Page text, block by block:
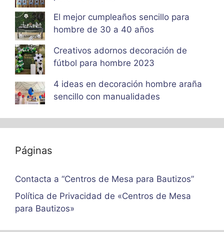
El mejor cumpleaños sencillo para
hombre de 30 a 40 años
Creativos adornos decoración de
fútbol para hombre 2023
4 ideas en decoración hombre araña
sencillo con manualidades
Páginas
Contacta a “Centros de Mesa para Bautizos”
Política de Privacidad de «Centros de Mesa
para Bautizos»